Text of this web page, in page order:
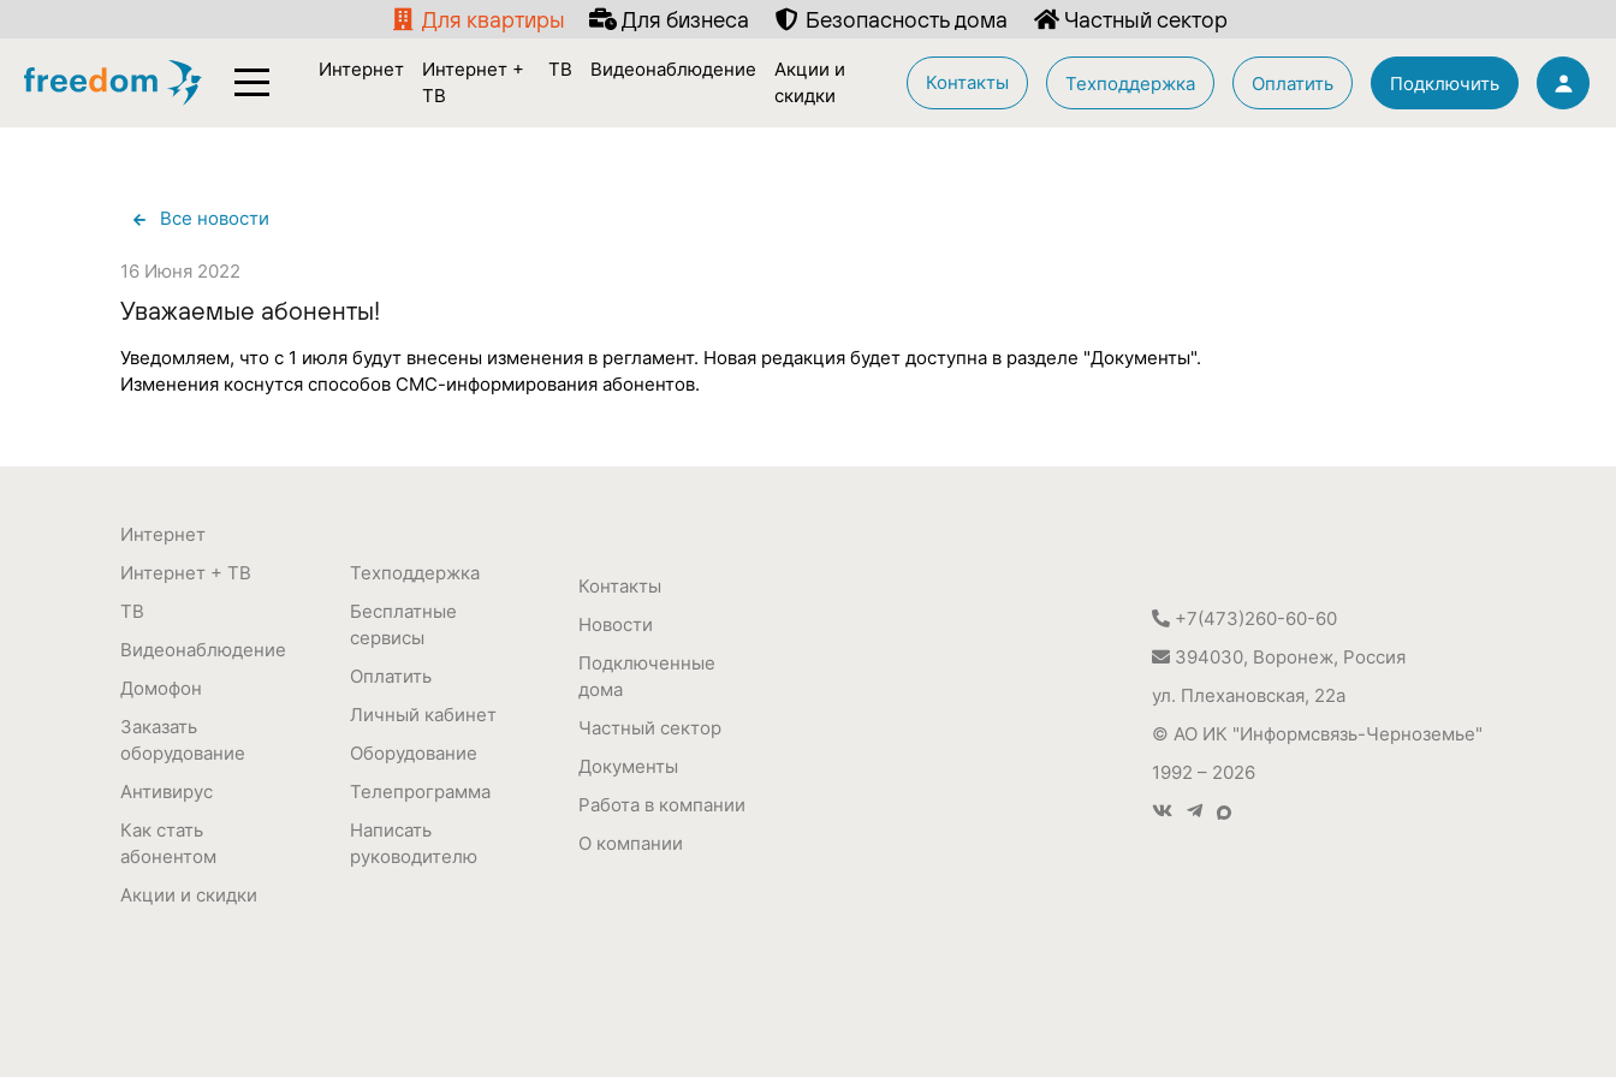
Для квартиры Для бизнеса Безопасность дома Частный сектор
Все новости
16 Июня 2022
Уважаемые абоненты!
Уведомляем, что с 1 июля будут внесены изменения в регламент. Новая редакция будет доступна в разделе "Документы".
Изменения коснутся способов СМС-информирования абонентов.
Интернет
Интернет + ТВ
ТВ
Видеонаблюдение
Домофон
Заказать
оборудование
Антивирус
Как стать
абонентом
Акции и скидки
Техподдержка
Бесплатные
сервисы
Оплатить
Личный кабинет
Оборудование
Телепрограмма
Написать
руководителю
Контакты
Новости
Подключенные
дома
Частный сектор
Документы
Работа в компании
О компании
+7(473)260-60-60
394030, Воронеж, Россия
ул. Плехановская, 22а
© АО ИК "Информсвязь-Черноземье"
1992 – 2026
Интернет
Интернет +
ТВ
ТВ Видеонаблюдение
Акции и
скидки
Контакты Техподдержка Оплатить Подключить